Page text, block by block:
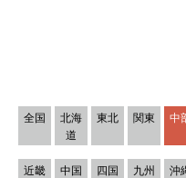
全国
北海
道
東北 関東 中
近畿 中国 四国 九州
沖